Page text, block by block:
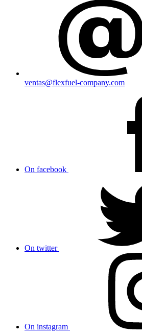
ventas@flexfuel-company.com
On facebook
On twitter
On instagram